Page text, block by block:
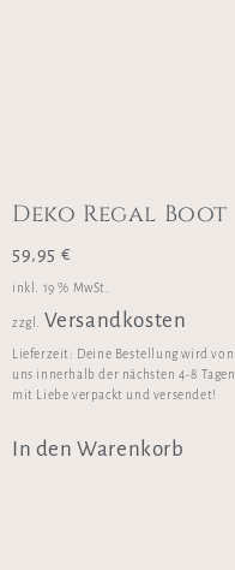
Deko Regal Boot
59,95 €
inkl. 19 % MwSt.
zzgl. Versandkosten
Lieferzeit: Deine Bestellung wird von
uns innerhalb der nächsten 4-8 Tagen
mit Liebe verpackt und versendet!
In den Warenkorb